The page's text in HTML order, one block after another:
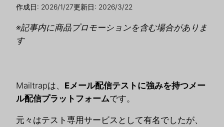
作成日: 2026/1/27更新日: 2026/3/22
※記事内に商品プロモーションを含む場合がありま
す
Mailtrapは、 Eメール配信テストに強みを持つメー
ル配信プラットフォームです。
元々はテスト専用サービスとして有名でしたが、